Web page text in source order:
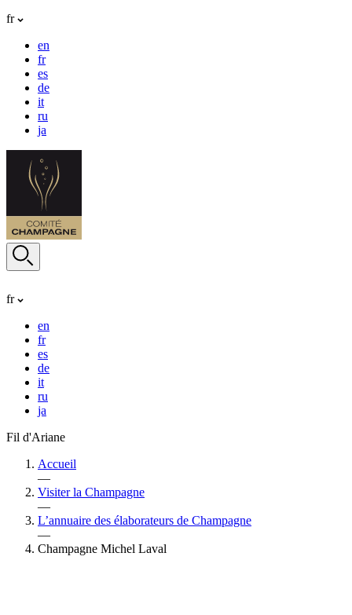
fr
en
fr
es
de
it
ru
ja
fr
en
fr
es
de
it
ru
ja
Fil d'Ariane
Accueil
—
Visiter la Champagne
—
L’annuaire des élaborateurs de Champagne
—
Champagne Michel Laval